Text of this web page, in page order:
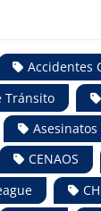
Accidentes
Tránsito
CENAOS